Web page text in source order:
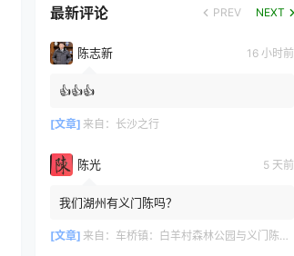
最新评论 PREV NEXT
陈志新 16 小时前
👍👍👍
[文章] 来自： 长沙之行
陈光 5 天前
我们湖州有义门陈吗？
[文章] 来自： 车桥镇：白羊村森林公园与义门陈文化产业园共绘文旅新篇章